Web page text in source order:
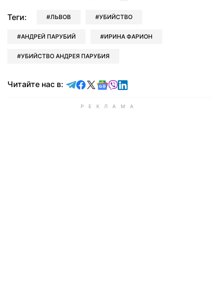
Теги: ЛЬВОВ УБИЙСТВО
АНДРЕЙ ПАРУБИЙ ИРИНА ФАРИОН
УБИЙСТВО АНДРЕЯ ПАРУБИЯ
Читайте нас в: Читайте в Telegram
Читайте в Facebook
Читайте в X
Читайте в Google news
Читайте в Viber
Читайте в LinkedIn